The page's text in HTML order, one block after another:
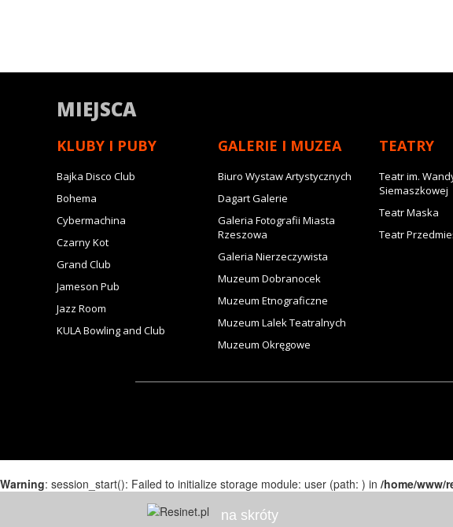
MIEJSCA
KLUBY I PUBY
Bajka Disco Club
Bohema
Cybermachina
Czarny Kot
Grand Club
Jameson Pub
Jazz Room
KULA Bowling and Club
GALERIE I MUZEA
Biuro Wystaw Artystycznych
Dagart Galerie
Galeria Fotografii Miasta
Rzeszowa
Galeria Nierzeczywista
Muzeum Dobranocek
Muzeum Etnograficzne
Muzeum Lalek Teatralnych
Muzeum Okręgowe
TEATRY
Teatr im.
Siemaszkowej
Teatr Maska
Teatr
Warning: session_start(): Failed to initialize storage module: user (path: ) in /home/www/
na skróty